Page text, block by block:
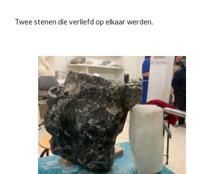
Twee stenen die verliefd op elkaar werden.